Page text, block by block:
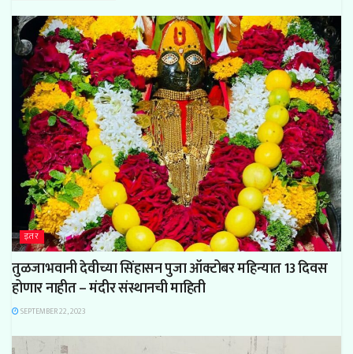
इतर
तुळजाभवानी देवीच्या सिंहासन पुजा ऑक्टोबर महिन्यात 13 दिवस
होणार नाहीत – मंदीर संस्थानची माहिती
SEPTEMBER 22, 2023